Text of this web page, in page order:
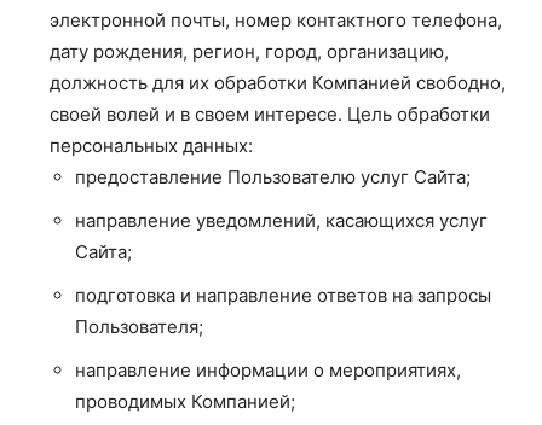
электронной почты, номер контактного телефона,
дату рождения, регион, город, организацию,
должность для их обработки Компанией свободно,
своей волей и в своем интересе. Цель обработки
персональных данных:
предоставление Пользователю услуг Сайта;
направление уведомлений, касающихся услуг
Сайта;
подготовка и направление ответов на запросы
Пользователя;
направление информации о мероприятиях,
проводимых Компанией;